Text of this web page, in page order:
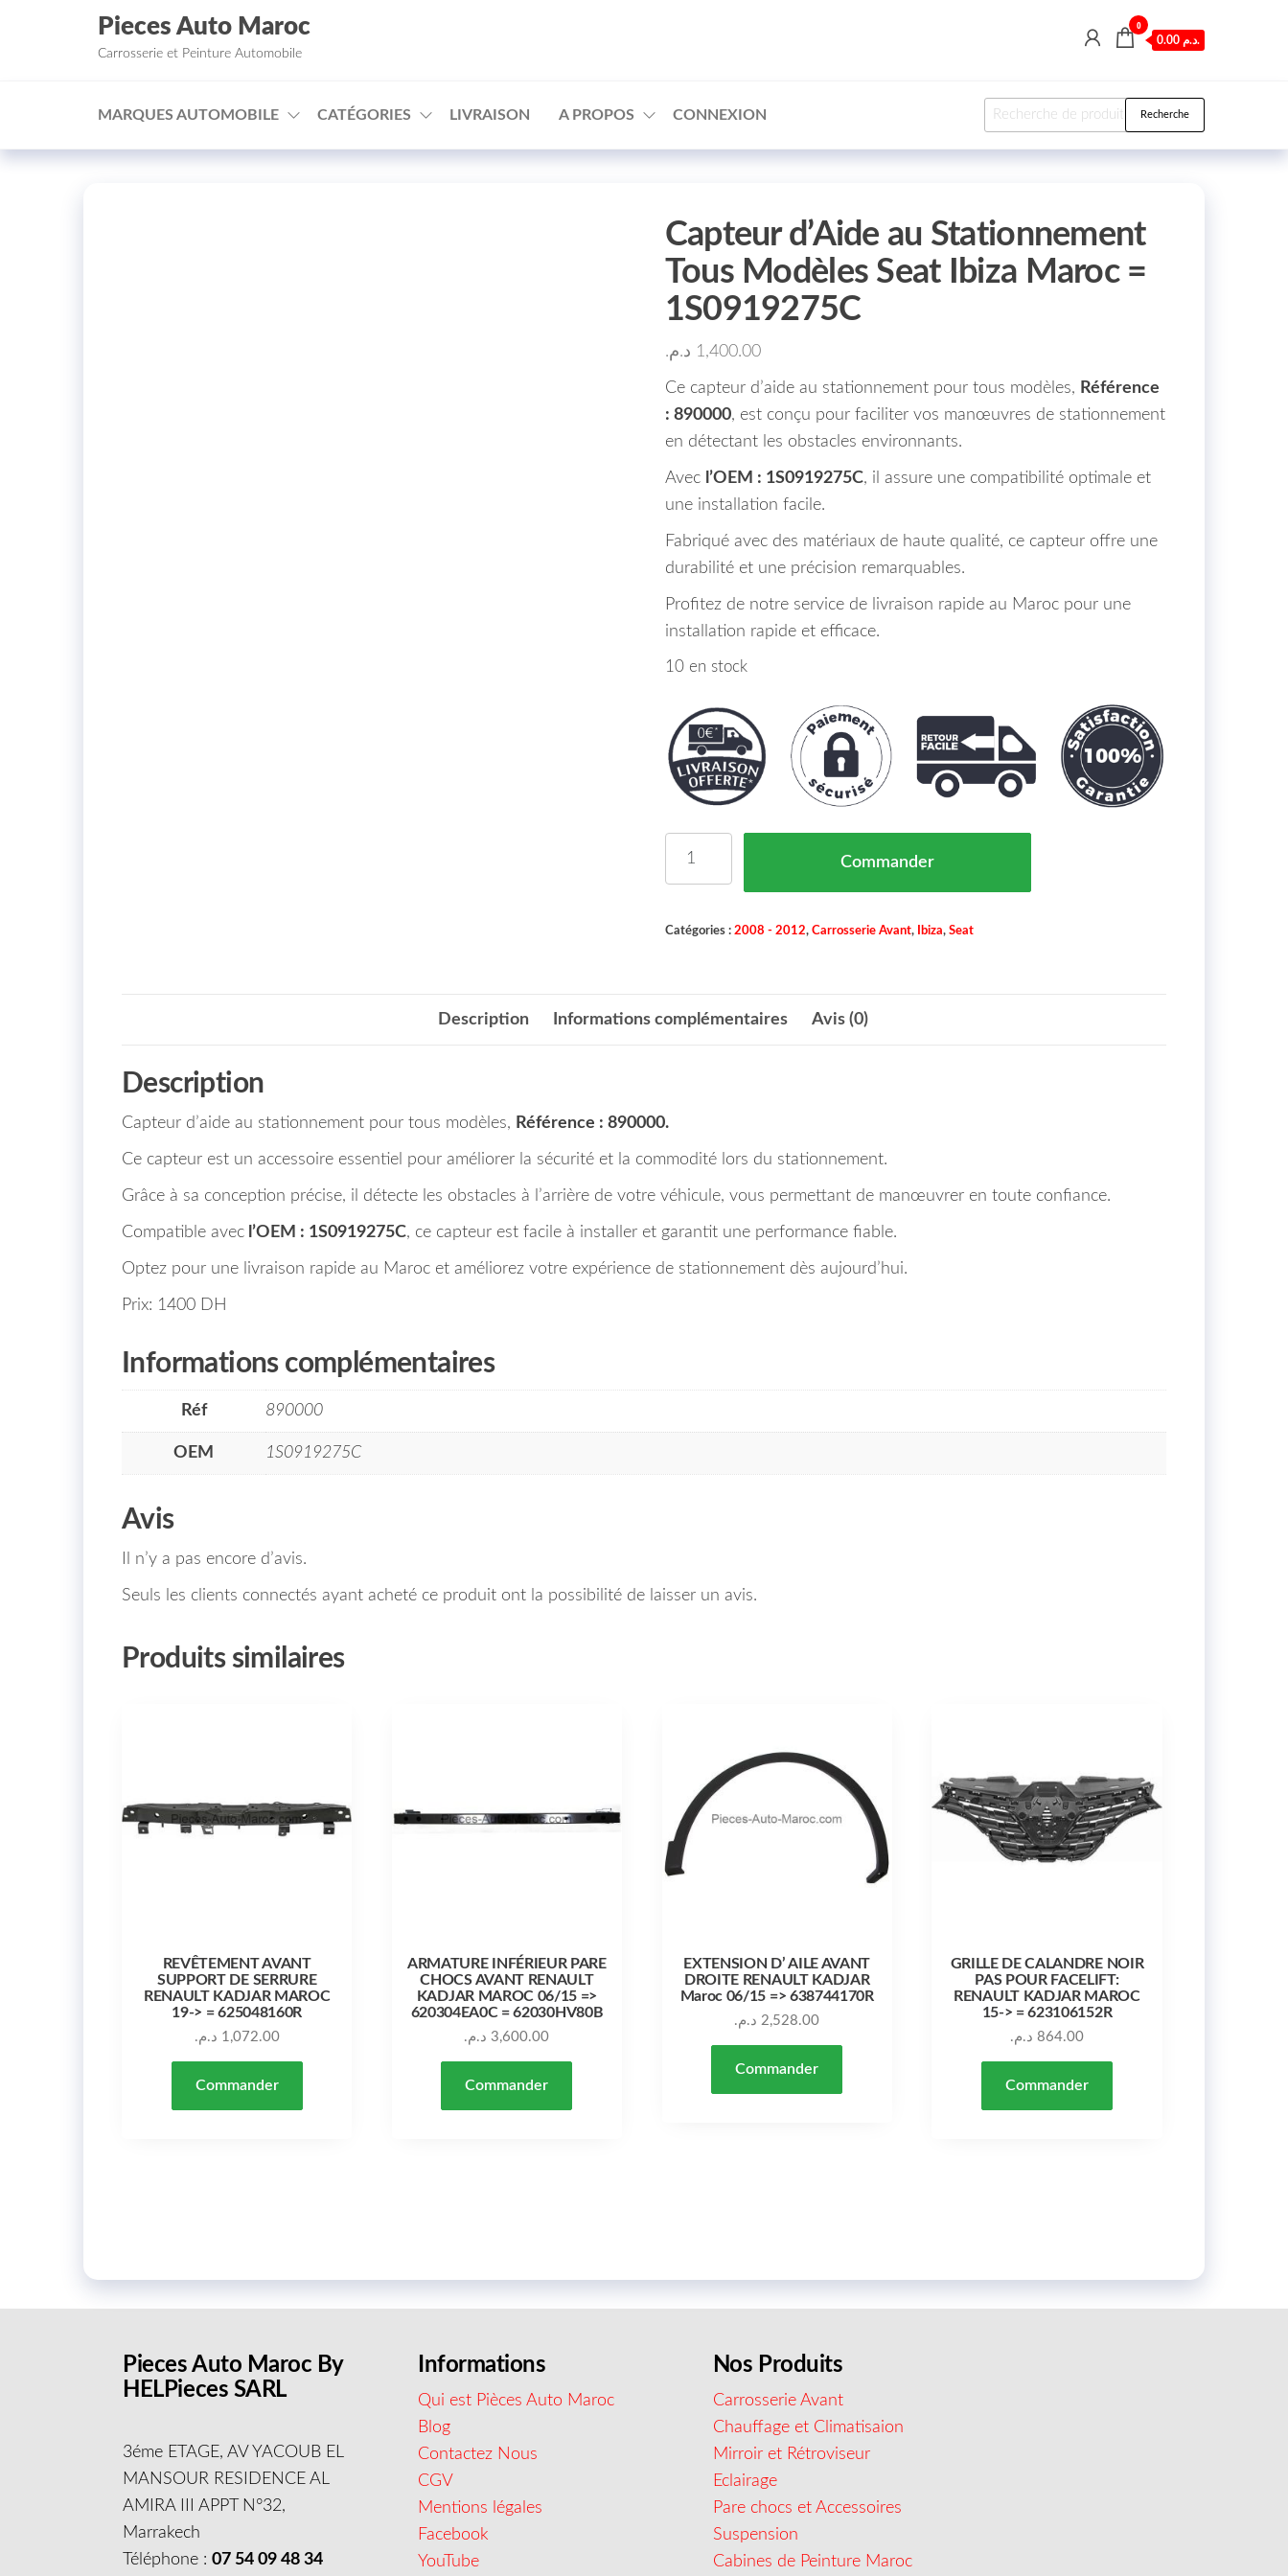
□
Aller au contenu
Pieces Auto Maroc
Carrosserie et Peinture Automobile
0
0.00 د.م.
MARQUES AUTOMOBILE CATÉGORIES LIVRAISON A PROPOS CONNEXION Recherche pour : Recherche
Capteur d’Aide au Stationnement
Tous Modèles Seat Ibiza Maroc =
1S0919275C
1,400.00 د.م.
Ce capteur d’aide au stationnement pour tous modèles, Référence
: 890000, est conçu pour faciliter vos manœuvres de stationnement
en détectant les obstacles environnants.
Avec l’OEM : 1S0919275C, il assure une compatibilité optimale et
une installation facile.
Fabriqué avec des matériaux de haute qualité, ce capteur offre une
durabilité et une précision remarquables.
Profitez de notre service de livraison rapide au Maroc pour une
installation rapide et efficace.
10 en stock
Commander
Catégories : 2008 - 2012, Carrosserie Avant, Ibiza, Seat
Description Informations complémentaires Avis (0)
Description
Capteur d’aide au stationnement pour tous modèles, Référence : 890000.
Ce capteur est un accessoire essentiel pour améliorer la sécurité et la commodité lors du stationnement.
Grâce à sa conception précise, il détecte les obstacles à l’arrière de votre véhicule, vous permettant de manœuvrer en toute confiance.
Compatible avec l’OEM : 1S0919275C, ce capteur est facile à installer et garantit une performance fiable.
Optez pour une livraison rapide au Maroc et améliorez votre expérience de stationnement dès aujourd’hui.
Prix: 1400 DH
Informations complémentaires
Réf 890000
OEM 1S0919275C
Avis
Il n’y a pas encore d’avis.
Seuls les clients connectés ayant acheté ce produit ont la possibilité de laisser un avis.
Produits similaires
REVÊTEMENT AVANT
SUPPORT DE SERRURE
RENAULT KADJAR MAROC
19-> = 625048160R
1,072.00 د.م.
Commander
ARMATURE INFÉRIEUR PARE
CHOCS AVANT RENAULT
KADJAR MAROC 06/15 =>
620304EA0C = 62030HV80B
3,600.00 د.م.
Commander
EXTENSION D’ AILE AVANT
DROITE RENAULT KADJAR
Maroc 06/15 => 638744170R
2,528.00 د.م.
Commander
GRILLE DE CALANDRE NOIR
PAS POUR FACELIFT:
RENAULT KADJAR MAROC
15-> = 623106152R
864.00 د.م.
Commander
Pieces Auto Maroc By
HELPieces SARL
3éme ETAGE, AV YACOUB EL
MANSOUR RESIDENCE AL
AMIRA III APPT N°32,
Marrakech
Téléphone :07 54 09 48 34
Informations
Qui est Pièces Auto Maroc
Blog
Contactez Nous
CGV
Mentions légales
Facebook
YouTube
Nos Produits
Carrosserie Avant
Chauffage et Climatisaion
Mirroir et Rétroviseur
Eclairage
Pare chocs et Accessoires
Suspension
Cabines de Peinture Maroc